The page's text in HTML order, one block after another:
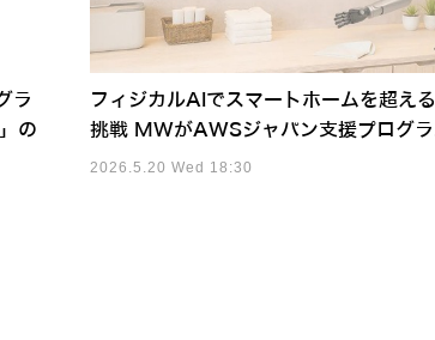
ラ
の
フィジカルAIでスマートホームを超え
挑戦 MWがAWSジャパン支援プログ
2026.5.20 Wed 18:30